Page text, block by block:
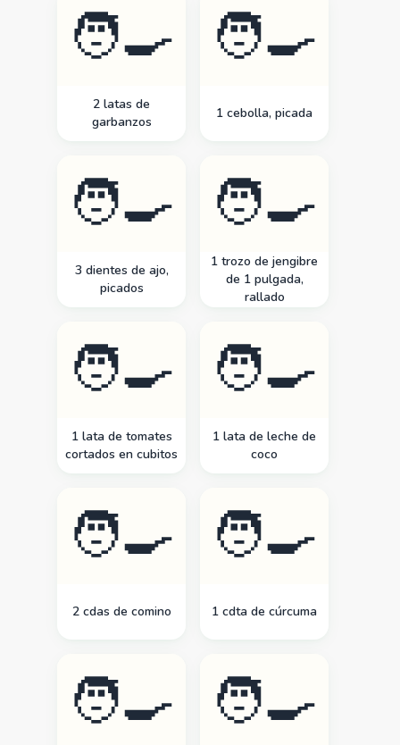
🧑‍🍳
2 latas de
garbanzos
🧑‍🍳
1 cebolla, picada
🧑‍🍳
3 dientes de ajo,
picados
🧑‍🍳
1 trozo de jengibre
de 1 pulgada,
rallado
🧑‍🍳
1 lata de tomates
cortados en cubitos
🧑‍🍳
1 lata de leche de
coco
🧑‍🍳
2 cdas de comino
🧑‍🍳
1 cdta de cúrcuma
🧑‍🍳 🧑‍🍳